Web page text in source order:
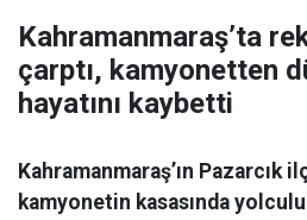
Kahramanmaraş’ta
çarptı, kamyonetten
hayatını kaybetti
Kahramanmaraş’ın Pazarcık
kamyonetin kasasında